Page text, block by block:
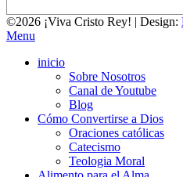
©2026 ¡Viva Cristo Rey! | Design:
Menu
inicio
Sobre Nosotros
Canal de Youtube
Blog
Cómo Convertirse a Dios
Oraciones católicas
Catecismo
Teologia Moral